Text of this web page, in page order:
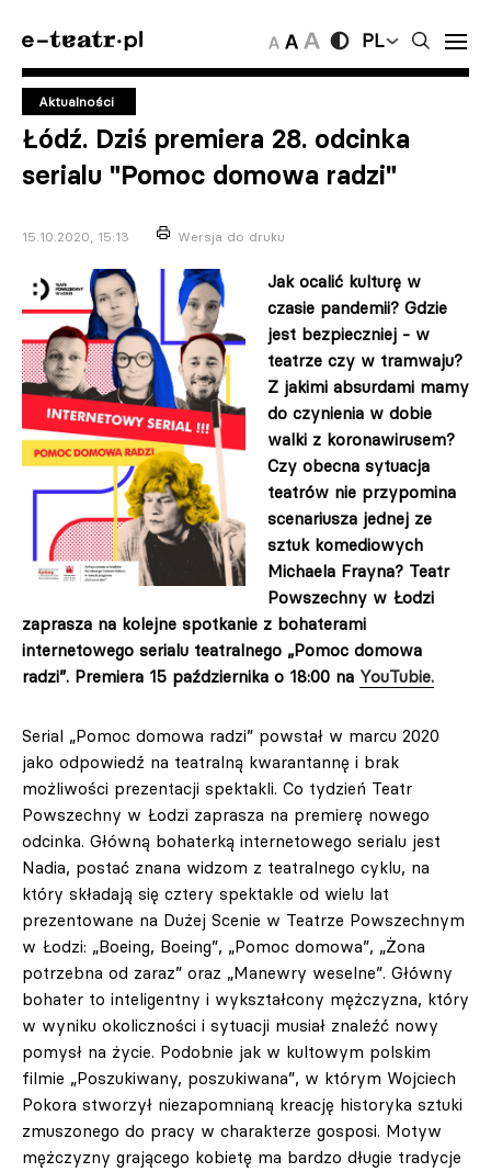
PL
Aktualności
Łódź. Dziś premiera 28. odcinka
serialu "Pomoc domowa radzi"
15.10.2020, 15:13 Wersja do druku
Jak ocalić kulturę w
czasie pandemii? Gdzie
jest bezpieczniej - w
teatrze czy w tramwaju?
Z jakimi absurdami mamy
do czynienia w dobie
walki z koronawirusem?
Czy obecna sytuacja
teatrów nie przypomina
scenariusza jednej ze
sztuk komediowych
Michaela Frayna? Teatr
Powszechny w Łodzi
zaprasza na kolejne spotkanie z bohaterami
internetowego serialu teatralnego „Pomoc domowa
radzi”. Premiera 15 października o 18:00 na YouTubie.
Serial „Pomoc domowa radzi” powstał w marcu 2020
jako odpowiedź na teatralną kwarantannę i brak
możliwości prezentacji spektakli. Co tydzień Teatr
Powszechny w Łodzi zaprasza na premierę nowego
odcinka. Główną bohaterką internetowego serialu jest
Nadia, postać znana widzom z teatralnego cyklu, na
który składają się cztery spektakle od wielu lat
prezentowane na Dużej Scenie w Teatrze Powszechnym
w Łodzi: „Boeing, Boeing”, „Pomoc domowa”, „Żona
potrzebna od zaraz” oraz „Manewry weselne”. Główny
bohater to inteligentny i wykształcony mężczyzna, który
w wyniku okoliczności i sytuacji musiał znaleźć nowy
pomysł na życie. Podobnie jak w kultowym polskim
filmie „Poszukiwany, poszukiwana”, w którym Wojciech
Pokora stworzył niezapomnianą kreację historyka sztuki
zmuszonego do pracy w charakterze gosposi. Motyw
mężczyzny grającego kobietę ma bardzo długie tradycje